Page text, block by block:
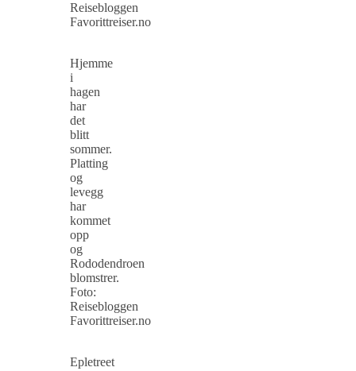
Reisebloggen
Favorittreiser.no
Hjemme
i
hagen
har
det
blitt
sommer.
Platting
og
levegg
har
kommet
opp
og
Rododendroen
blomstrer.
Foto:
Reisebloggen
Favorittreiser.no
Epletreet